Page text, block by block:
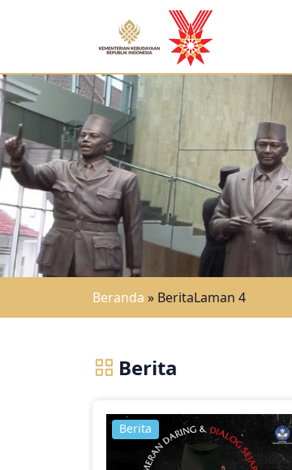
Beranda » BeritaLaman 4
Berita
Berita